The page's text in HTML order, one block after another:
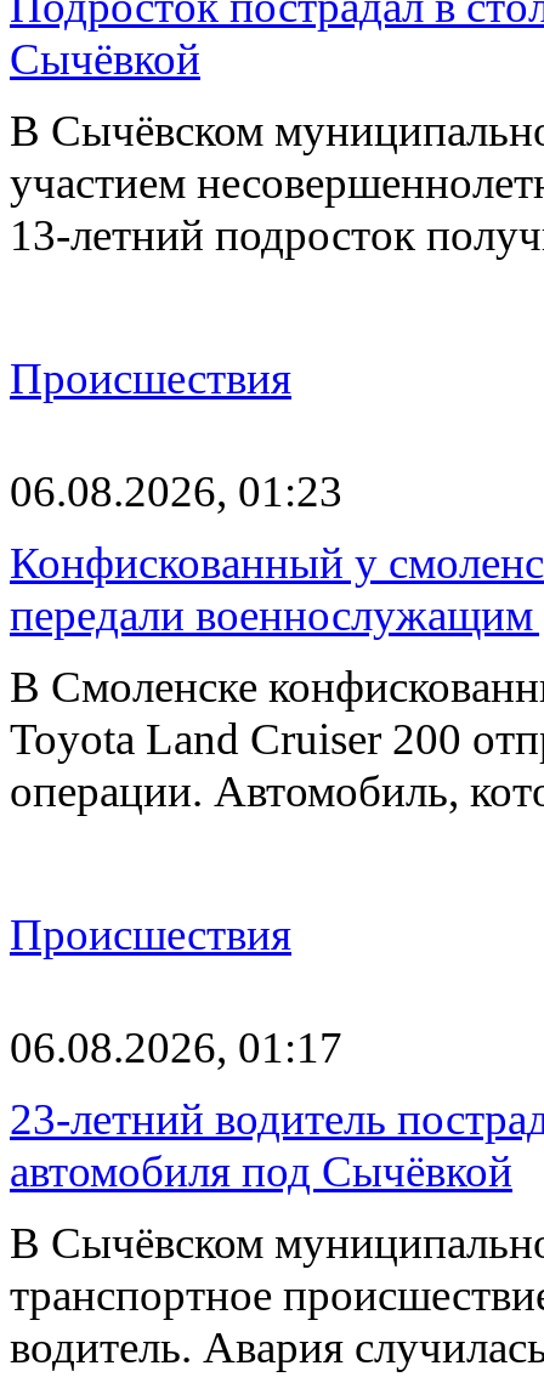
Сычёвкой
В Сычёвском
участием
13-летний подросток
Происшествия
06.08.2026, 01:23
Конфискованный у
передали
В Смоленске
Toyota Land Cruiser 200
операции. Автомобиль,
Происшествия
06.08.2026, 01:17
23-летний водитель
автомобиля под Сычёвкой
В Сычёвском
транспортное
водитель. Авария